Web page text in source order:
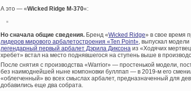
А это — «Wicked Ridge M-370«:
Но сначала общие сведения. Бренд «Wicked Ridge» в свое время
лидеров мирового арбалетостроения «Ten Point», выпускал
легендарный первый арбалет Дэрила Диксона из «Ходячих
хребет» встал на место поднявшегося на ступень выше в
После снятия с производства «Warrior» — простенькой модели,
без наимоднейшей ныне компоновки буллпап — в 2019-м его
«облегченный» во всех смыслах арбалет, предназначенный для
добавились еще два собрата.